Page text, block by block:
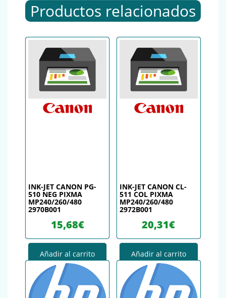
Productos relacionados
INK-JET CANON PG-
510 NEG PIXMA
MP240/260/480
2970B001
15,68€
Añadir al carrito
INK-JET CANON CL-
511 COL PIXMA
MP240/260/480
2972B001
20,31€
Añadir al carrito